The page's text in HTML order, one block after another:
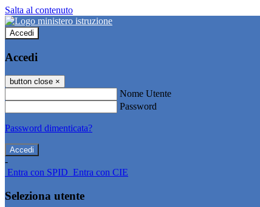
Salta al contenuto
Accedi
Accedi
button close ×
Nome Utente
Password
Password dimenticata?
-
Entra con SPID Entra con CIE
Seleziona utente